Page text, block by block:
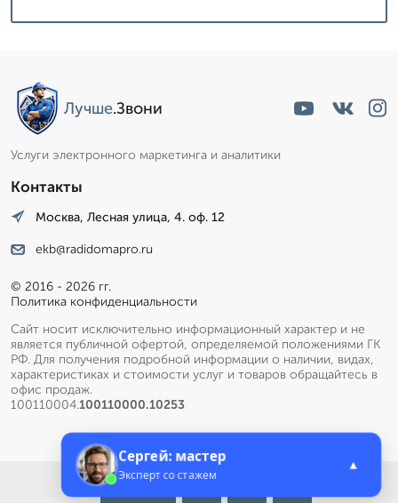
Лучше.Звони
Услуги электронного маркетинга и аналитики
Контакты
Москва, Лесная улица, 4. оф. 12
ekb@radidomapro.ru
© 2016 - 2026 гг.
Политика конфиденциальности
Сайт носит исключительно информационный характер и не
является публичной офертой, определяемой положениями ГК
РФ. Для получения подробной информации о наличии, видах,
характеристиках и стоимости услуг и товаров обращайтесь в
офис продаж.
100110004.100110000.10253
Сергей: мастер
Эксперт со стажем
▲